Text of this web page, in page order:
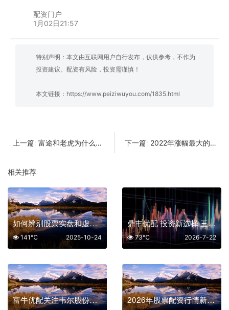
配资门户
1月02日21:57
特别声明：本文由互联网用户自行发布，仅供参考，不作为
投资建议。配资有风险，投资需谨慎！
本文链接： https://www.peiziwuyou.com/1835.html
上一篇: 富途和老虎为什么被定义为非法经营？对股市有何影响 下一篇: 2022年涨幅最大的股票有哪些？跌幅最大的股票是哪些
相关推荐
如何辨别股票实盘和虚拟盘
2025-10-24
141℃
鼎丰优配 投资新选择 三大平台助力财富增长
2026-7-22
73℃
富牛优配关注韦尔股份图像传感器龙头受益AI终端与汽车智能化 2026年股票配资行情新趋势：哪些平台在波动中脱颖而出